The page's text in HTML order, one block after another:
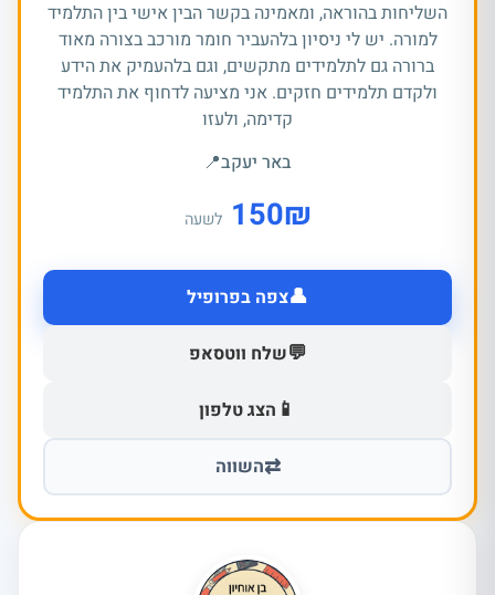
השליחות בהוראה, ומאמינה בקשר הבין אישי בין התלמיד
למורה. יש לי ניסיון בלהעביר חומר מורכב בצורה מאוד
ברורה גם לתלמידים מתקשים, וגם בלהעמיק את הידע
ולקדם תלמידים חזקים. אני מציעה לדחוף את התלמיד
קדימה, ולעזו
באר יעקב📍
₪
150 לשעה
👤צפה בפרופיל
💬שלח ווטסאפ
📱 הצג טלפון
⇄השווה